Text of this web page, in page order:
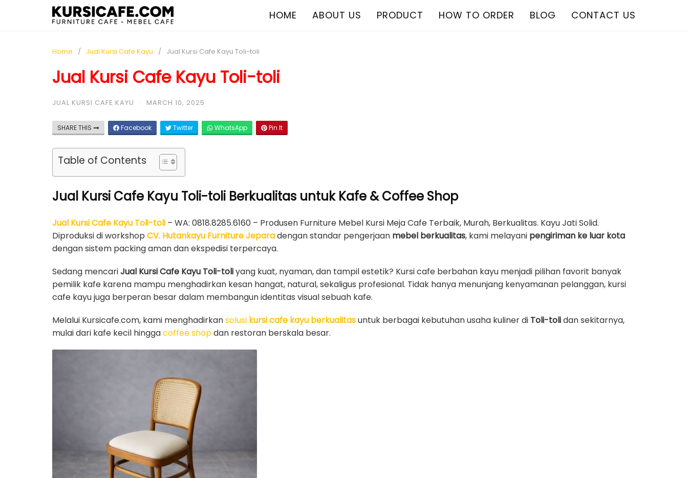
HOME ABOUT US PRODUCT HOW TO ORDER BLOG CONTACT US
Home Jual Kursi Cafe Kayu Jual Kursi Cafe Kayu Toli-toli
Jual Kursi Cafe Kayu Toli-toli
JUAL KURSI CAFE KAYU · MARCH 10, 2025
SHARE THIS Facebook Twitter WhatsApp Pin It
Table of Contents
Jual Kursi Cafe Kayu Toli-toli Berkualitas untuk Kafe & Coffee Shop
Jual Kursi Cafe Kayu Toli-toli – WA: 0818.8285.6160 – Produsen Furniture Mebel Kursi Meja Cafe Terbaik, Murah, Berkualitas. Kayu Jati Solid.
Diproduksi di workshop CV. Hutankayu Furniture Jeparadengan standar pengerjaan mebel berkualitas, kami melayani pengiriman ke luar kota
dengan sistem packing aman dan ekspedisi terpercaya.
Sedang mencariJual Kursi Cafe Kayu Toli-toliyang kuat, nyaman, dan tampil estetik? Kursi cafe berbahan kayu menjadi pilihan favorit banyak
pemilik kafe karena mampu menghadirkan kesan hangat, natural, sekaligus profesional. Tidak hanya menunjang kenyamanan pelanggan, kursi
cafe kayu juga berperan besar dalam membangun identitas visual sebuah kafe.
Melalui Kursicafe.com, kami menghadirkansolusi kursi cafe kayu berkualitasuntuk berbagai kebutuhan usaha kuliner di Toli-tolidan sekitarnya,
mulai dari kafe kecil hinggacoffee shopdan restoran berskala besar.